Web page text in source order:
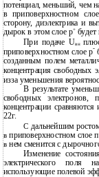
потенциал, меньший, чем
в приповерхностном
сторону, диэлектрика и
дырок в этом слое p+
При подаче Uвн
приповерхностном слое p-
созданным полем
концентрация свободных
изза уменьшения
В результате
свободных
концентрации
22г.
С дальнейшим
в приповерхностном слое
в нем сменится с
Изменение
электрического поля
использующие полевой